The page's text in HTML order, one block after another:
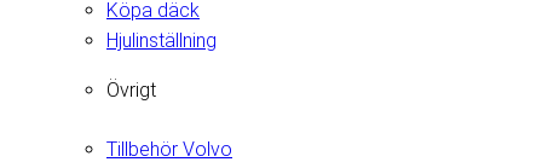
Köpa däck
Hjulinställning
Övrigt
Tillbehör Volvo